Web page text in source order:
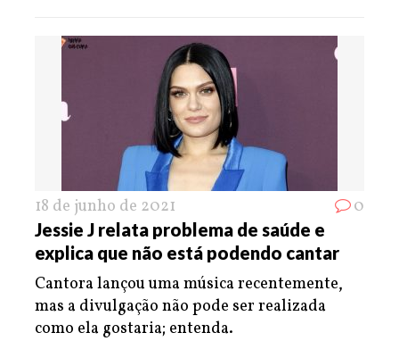
18 de junho de 2021 0
Jessie J relata problema de saúde e
explica que não está podendo cantar
Cantora lançou uma música recentemente,
mas a divulgação não pode ser realizada
como ela gostaria; entenda.